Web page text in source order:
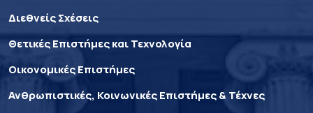
Διεθνείς Σχέσεις
Θετικές Επιστήμες και Τεχνολογία
Οικονομικές Επιστήμες
Ανθρωπιστικές, Κοινωνικές Επιστήμες & Τέχνες